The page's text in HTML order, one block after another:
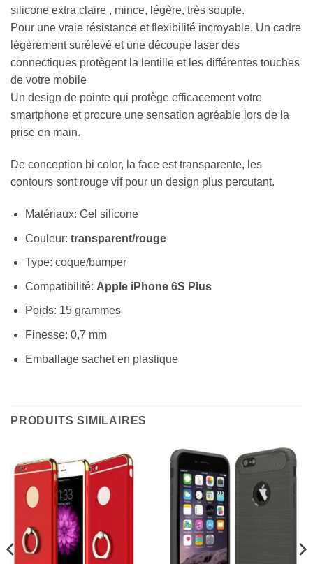
silicone extra claire , mince, légère, très souple.
Pour une vraie résistance et flexibilité incroyable. Un cadre
légèrement surélevé et une découpe laser des
connectiques protègent la lentille et les différentes touches
de votre mobile
Un design de pointe qui protège efficacement votre
smartphone et procure une sensation agréable lors de la
prise en main.
De conception bi color, la face est transparente, les
contours sont rouge vif pour un design plus percutant.
Matériaux: Gel silicone
Couleur: transparent/rouge
Type: coque/bumper
Compatibilité: Apple iPhone 6S Plus
Poids: 15 grammes
Finesse: 0,7 mm
Emballage sachet en plastique
PRODUITS SIMILAIRES